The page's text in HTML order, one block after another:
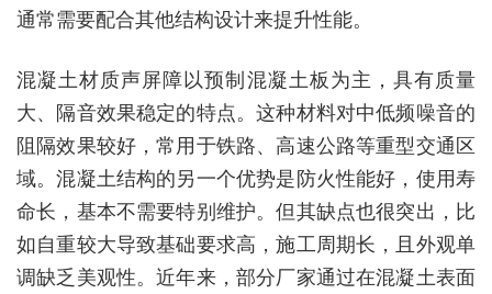
通常需要配合其他结构设计来提升性能。
混凝土材质声屏障以预制混凝土板为主，具有质量
大、隔音效果稳定的特点。这种材料对中低频噪音的
阻隔效果较好，常用于铁路、高速公路等重型交通区
域。混凝土结构的另一个优势是防火性能好，使用寿
命长，基本不需要特别维护。但其缺点也很突出，比
如自重较大导致基础要求高，施工周期长，且外观单
调缺乏美观性。近年来，部分厂家通过在混凝土表面